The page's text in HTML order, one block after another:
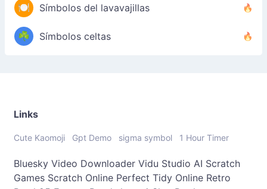
🍽️ Símbolos del lavavajillas
☘️ Símbolos celtas
Links
Cute Kaomoji Gpt Demo sigma symbol 1 Hour Timer
Bluesky Video Downloader Vidu Studio AI Scratch
Games Scratch Online Perfect Tidy Online Retro